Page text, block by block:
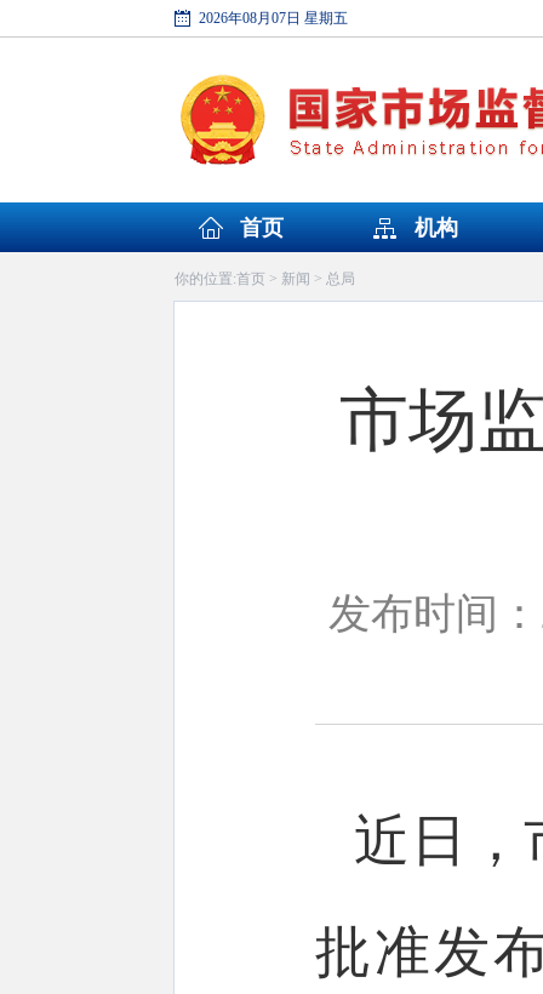
2026年08月07日 星期五
首页 机构
你的位置:首页> 新闻 > 总局
市场
发布时间
近日，
批准发